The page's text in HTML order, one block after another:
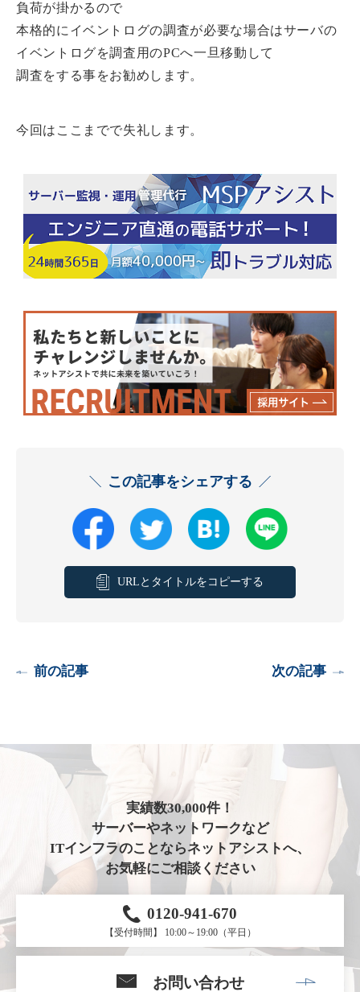
負荷が掛かるので
本格的にイベントログの調査が必要な場合はサーバの
イベントログを調査用のPCへ一旦移動して
調査をする事をお勧めします。
今回はここまでで失礼します。
この記事をシェアする
URLとタイトルをコピーする
前の記事 次の記事
実績数30,000件！
サーバーやネットワークなど
ITインフラのことならネットアシストへ、
お気軽にご相談ください
0120-941-670
【受付時間】 10:00～19:00（平日）
お問い合わせ